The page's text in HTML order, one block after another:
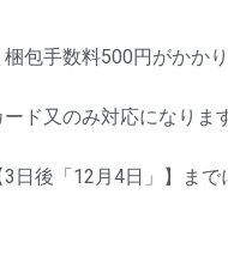
包手数料500円がかかり
ド又のみ対応になります
日後「12月4日」】ま